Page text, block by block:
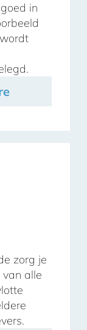
in
zorg je
alle